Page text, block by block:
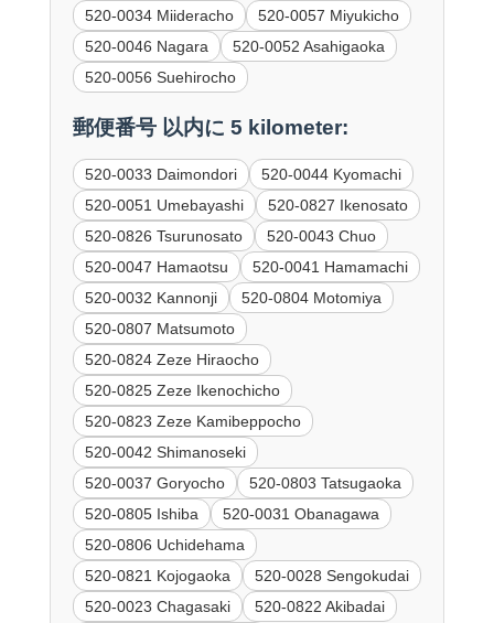
520-0034 Miideracho
520-0057 Miyukicho
520-0046 Nagara
520-0052 Asahigaoka
520-0056 Suehirocho
郵便番号 以内に 5 kilometer:
520-0033 Daimondori
520-0044 Kyomachi
520-0051 Umebayashi
520-0827 Ikenosato
520-0826 Tsurunosato
520-0043 Chuo
520-0047 Hamaotsu
520-0041 Hamamachi
520-0032 Kannonji
520-0804 Motomiya
520-0807 Matsumoto
520-0824 Zeze Hiraocho
520-0825 Zeze Ikenochicho
520-0823 Zeze Kamibeppocho
520-0042 Shimanoseki
520-0037 Goryocho
520-0803 Tatsugaoka
520-0805 Ishiba
520-0031 Obanagawa
520-0806 Uchidehama
520-0821 Kojogaoka
520-0028 Sengokudai
520-0023 Chagasaki
520-0822 Akibadai